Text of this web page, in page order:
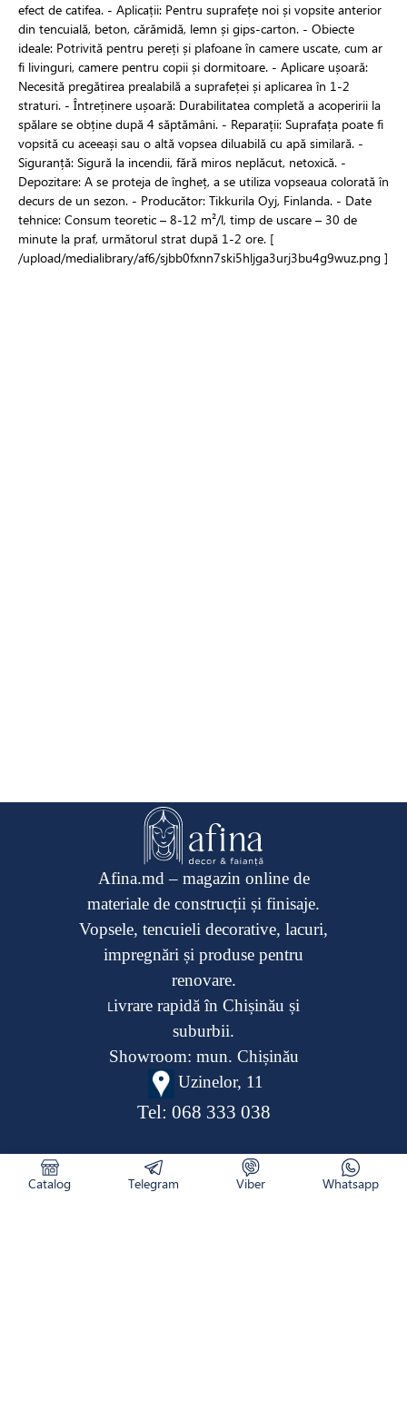
efect de catifea. - Aplicații: Pentru suprafețe noi și vopsite anterior
din tencuială, beton, cărămidă, lemn și gips-carton. - Obiecte
ideale: Potrivită pentru pereți și plafoane în camere uscate, cum ar
fi livinguri, camere pentru copii și dormitoare. - Aplicare ușoară:
Necesită pregătirea prealabilă a suprafeței și aplicarea în 1-2
straturi. - Întreținere ușoară: Durabilitatea completă a acoperirii la
spălare se obține după 4 săptămâni. - Reparații: Suprafața poate fi
vopsită cu aceeași sau o altă vopsea diluabilă cu apă similară. -
Siguranță: Sigură la incendii, fără miros neplăcut, netoxică. -
Depozitare: A se proteja de îngheț, a se utiliza vopseaua colorată în
decurs de un sezon. - Producător: Tikkurila Oyj, Finlanda. - Date
tehnice: Consum teoretic – 8-12 m²/l, timp de uscare – 30 de
minute la praf, următorul strat după 1-2 ore. [
/upload/medialibrary/af6/sjbb0fxnn7ski5hljga3urj3bu4g9wuz.png ]
Afina.md – magazin online de
materiale de construcții și finisaje.
Vopsele, tencuieli decorative, lacuri,
impregnări și produse pentru
renovare.
Livrare rapidă în Chișinău și
suburbii.
Showroom: mun. Chișinău
Uzinelor, 11
Tel: 068 333 038
Catalog Telegram Viber Whatsapp